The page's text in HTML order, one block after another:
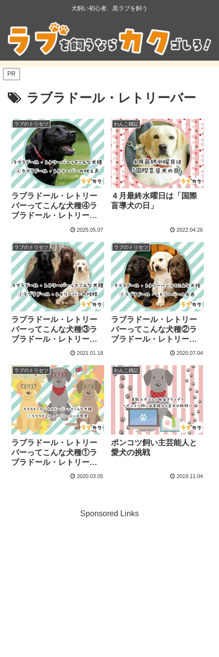
犬飼い初心者、黒ラブを飼う
PR
ラブラドール・レトリーバー
ラブのトリセツ
ラブラドール・レトリー
バーってこんな犬種④ラ
ブラドール・レトリーバ
2025.05.07
わんこ雑記
４月最終水曜日は「国際
盲導犬の日」
2022.04.26
ラブのトリセツ
ラブラドール・レトリー
バーってこんな犬種③ラ
ブラドール・レトリーバ
2021.01.18
ラブのトリセツ
ラブラドール・レトリー
バーってこんな犬種②ラ
ブラドール・レトリーバ
2020.07.04
ラブのトリセツ
ラブラドール・レトリー
バーってこんな犬種①ラ
ブラドール・レトリーバ
2020.03.05
わんこ雑記
ポンコツ飼い主芸能人と
愛犬の挑戦
2019.11.04
Sponsored Links